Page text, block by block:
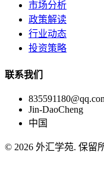
市场分析
政策解读
行业动态
投资策略
联系我们
Jin-DaoCheng
中国
© 2026 外汇学苑. 保留